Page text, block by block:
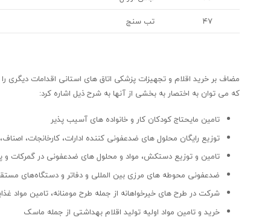
۴۷
تب سنج
مضاف بر خرید اقلام و تجهیزات پزشکی اتاق های استانی اقدامات دیگری
که می توان به اختصار به بخشی از آنها به شرح ذیل اشاره کرد:
تامین مایحتاج کودکان کار و خانواده های آسیب پذیر
توزیع رایگان محلول های ضدعفونی کننده ادارات، کارخانجات،
تامین و توزیع دستکش، مواد و محلول های ضدعفونی در گمرکات و
ضدعفونی محوطه های مرزی بین المللی و دفاتر و دستگاه‌های
شرکت در طرح های خیرخواهانه از جمله طرح مومنانه، تامین مواد
خرید و تامین مواد اولیه تولید اقلام بهداشتی از جمله ماسک